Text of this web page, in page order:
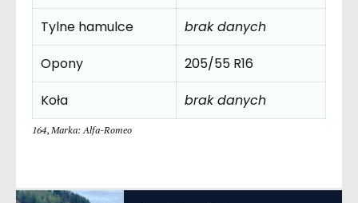
Tylne hamulce
brak danych
Opony
205/55 R16
Koła
brak danych
164, Marka: Alfa-Romeo